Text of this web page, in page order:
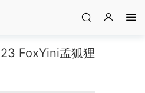
FoxYini孟狐狸